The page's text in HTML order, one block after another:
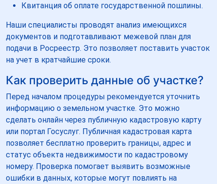
Квитанция об оплате государственной пошлины.
Наши специалисты проводят анализ имеющихся
документов и подготавливают межевой план для
подачи в Росреестр. Это позволяет поставить участок
на учет в кратчайшие сроки.
Как проверить данные об участке?
Перед началом процедуры рекомендуется уточнить
информацию о земельном участке. Это можно
сделать онлайн через публичную кадастровую карту
или портал Госуслуг. Публичная кадастровая карта
позволяет бесплатно проверить границы, адрес и
статус объекта недвижимости по кадастровому
номеру. Проверка помогает выявить возможные
ошибки в данных, которые могут повлиять на